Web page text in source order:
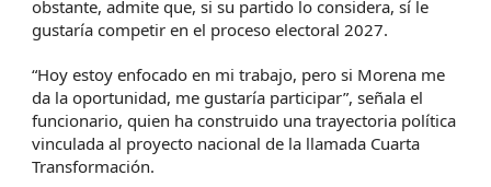
obstante, admite que, si su partido lo considera, sí le
gustaría competir en el proceso electoral 2027.
“Hoy estoy enfocado en mi trabajo, pero si Morena me
da la oportunidad, me gustaría participar”, señala el
funcionario, quien ha construido una trayectoria política
vinculada al proyecto nacional de la llamada Cuarta
Transformación.